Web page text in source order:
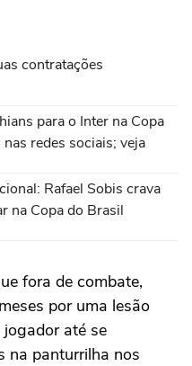
contratações
para o Inter na Copa
redes sociais; veja
Rafael Sobis crava
na Copa do Brasil
fora de combate,
por uma lesão
até se
na panturrilha nos